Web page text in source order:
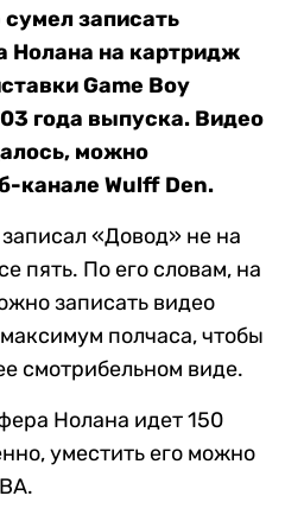
записать
Нолана на картридж
Game Boy
года выпуска. Видео
можно
канале Wulff Den.
«Довод» не на
пять. По его словам, на
записать видео
полчаса, чтобы
смотрибельном виде.
Нолана идет 150
уместить его можно